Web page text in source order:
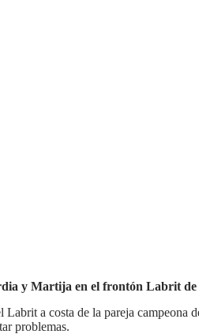
y Martija en el frontón Labrit de
a costa de la pareja campeona
problemas.